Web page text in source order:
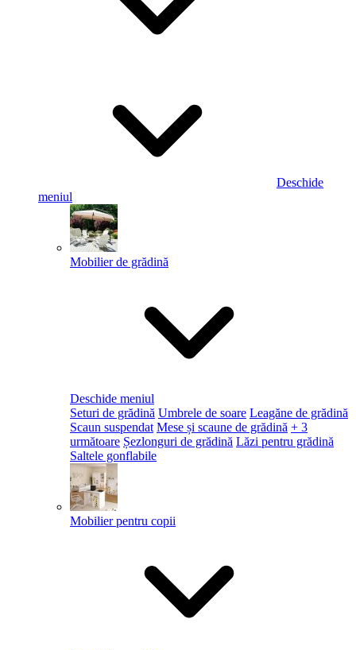
Deschide
meniul
Mobilier de grădină
Deschide meniul
Seturi de grădină Umbrele de soare Leagăne de grădină
Scaun suspendat Mese și scaune de grădină + 3
următoare Șezlonguri de grădină Lăzi pentru grădină
Saltele gonflabile
Mobilier pentru copii